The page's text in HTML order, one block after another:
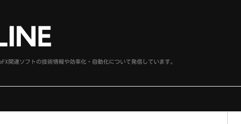
関連ソフトの技術情報や効率化・自動化について発信しています。